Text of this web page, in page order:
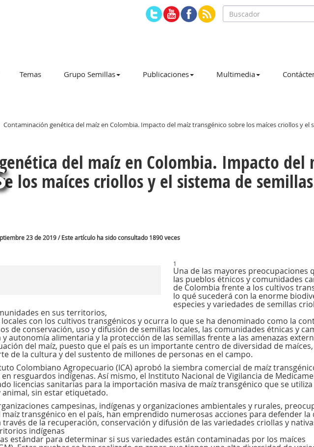
Temas Grupo Semillas Publicaciones Multimedia
Contaminación genética del maíz en Colombia. Impacto del maíz transgénico sobre los maíces criollos y el
del maíz en Colombia. Impacto del
los maíces criollos y el sistema de semillas
23 de 2019 / Este artículo ha sido consultado 1890 veces
1
Una de las mayores preocupaciones
las pueblos étnicos y comunidades
de Colombia frente a los cultivos
lo qué sucederá con la enorme
especies y variedades de semillas
en sus territorios,
con los cultivos transgénicos y ocurra lo que se ha denominado como la
de conservación, uso y difusión de semillas locales, las comunidades étnicas y
autonomía alimentaria y la protección de las semillas frente a las amenazas
del maíz, puesto que el país es un importante centro de diversidad de
de la cultura y del sustento de millones de personas en el campo.
Colombiano Agropecuario (ICA) aprobó la siembra comercial de maíz
resguardos indígenas. Así mismo, el Instituto Nacional de Vigilancia de
licencias sanitarias para la importación masiva de maíz transgénico que se utiliza
sin estar etiquetado.
campesinas, indígenas y organizaciones ambientales y rurales,
transgénico en el país, han emprendido numerosas acciones para defender la
de la recuperación, conservación y difusión de las variedades criollas y
indígenas
estándar para determinar si sus variedades están contaminadas por los maíces